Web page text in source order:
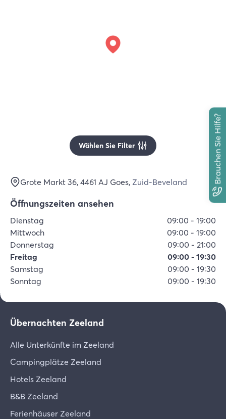
Brauchen Sie Hilfe?
Wählen Sie Filter
Grote Markt 36, 4461 AJ Goes, Zuid-Beveland
Öffnungszeiten ansehen
Dienstag 09:00 - 19:00
Mittwoch
09:00 - 19:00
Donnerstag
09:00 - 21:00
Freitag
09:00 - 19:30
Samstag
09:00 - 19:30
Sonntag
09:00 - 19:30
Übernachten Zeeland
Alle Unterkünfte im Zeeland
Campingplätze Zeeland
Hotels Zeeland
B&B Zeeland
Ferienhäuser Zeeland